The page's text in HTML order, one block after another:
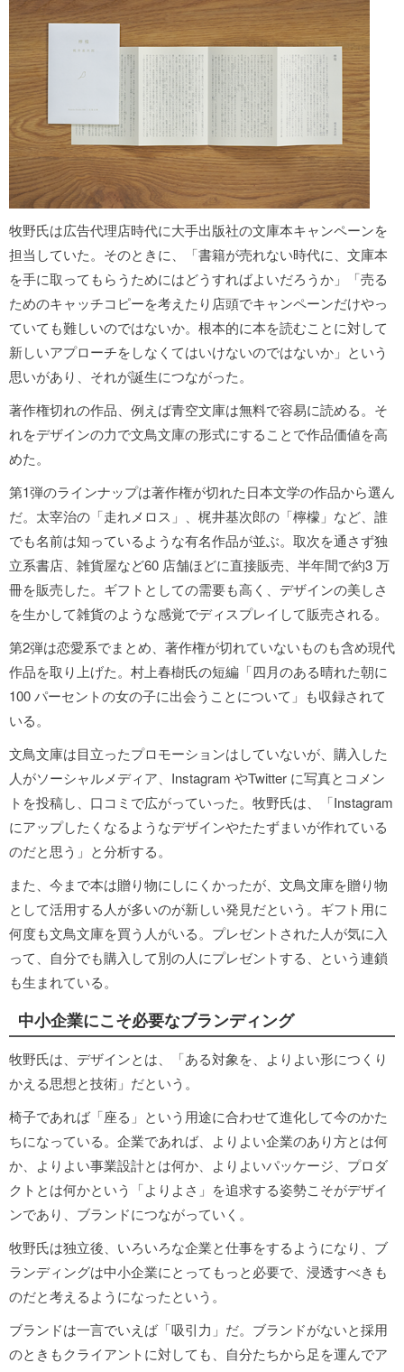
牧野氏は広告代理店時代に大手出版社の文庫本キャンペーンを
担当していた。そのときに、「書籍が売れない時代に、文庫本
を手に取ってもらうためにはどうすればよいだろうか」「売る
ためのキャッチコピーを考えたり店頭でキャンペーンだけやっ
ていても難しいのではないか。根本的に本を読むことに対して
新しいアプローチをしなくてはいけないのではないか」という
思いがあり、それが誕生につながった。
著作権切れの作品、例えば青空文庫は無料で容易に読める。そ
れをデザインの力で文鳥文庫の形式にすることで作品価値を高
めた。
第1弾のラインナップは著作権が切れた日本文学の作品から選ん
だ。太宰治の「走れメロス」、梶井基次郎の「檸檬」など、誰
でも名前は知っているような有名作品が並ぶ。取次を通さず独
立系書店、雑貨屋など60 店舗ほどに直接販売、半年間で約3 万
冊を販売した。ギフトとしての需要も高く、デザインの美しさ
を生かして雑貨のような感覚でディスプレイして販売される。
第2弾は恋愛系でまとめ、著作権が切れていないものも含め現代
作品を取り上げた。村上春樹氏の短編「四月のある晴れた朝に
100 パーセントの女の子に出会うことについて」も収録されて
いる。
文鳥文庫は目立ったプロモーションはしていないが、購入した
人がソーシャルメディア、Instagram やTwitter に写真とコメン
トを投稿し、口コミで広がっていった。牧野氏は、「Instagram
にアップしたくなるようなデザインやたたずまいが作れている
のだと思う」と分析する。
また、今まで本は贈り物にしにくかったが、文鳥文庫を贈り物
として活用する人が多いのが新しい発見だという。ギフト用に
何度も文鳥文庫を買う人がいる。プレゼントされた人が気に入
って、自分でも購入して別の人にプレゼントする、という連鎖
も生まれている。
中小企業にこそ必要なブランディング
牧野氏は、デザインとは、「ある対象を、よりよい形につくり
かえる思想と技術」だという。
椅子であれば「座る」という用途に合わせて進化して今のかた
ちになっている。企業であれば、よりよい企業のあり方とは何
か、よりよい事業設計とは何か、よりよいパッケージ、プロダ
クトとは何かという「よりよさ」を追求する姿勢こそがデザイ
ンであり、ブランドにつながっていく。
牧野氏は独立後、いろいろな企業と仕事をするようになり、ブ
ランディングは中小企業にとってもっと必要で、浸透すべきも
のだと考えるようになったという。
ブランドは一言でいえば「吸引力」だ。ブランドがないと採用
のときもクライアントに対しても、自分たちから足を運んでア